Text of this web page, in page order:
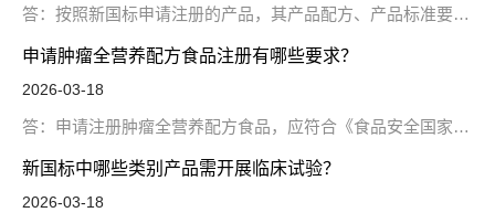
答：按照新国标申请注册的产品，其产品配方、产品标准要求、三批次试制产品检验报告等各项申请材料均应符合《食品安全国家标准 特殊医学用途配方食品通则》（GB 29922-2025）的相应要求。符合“临床急需且尚未批准过的新类型”等《特殊医学用途配方食品注册管理办法》规定情形的，可以申请适用优先审评审批程序。
申请肿瘤全营养配方食品注册有哪些要求？
2026-03-18
答：申请注册肿瘤全营养配方食品，应符合《食品安全国家标准 肿瘤全营养配方食品》（GB 31662-2025）相关要求。一般应针对申请注册产品开展临床试验。申请材料应按《特殊医学用途配方食品注册管理办法》《特殊医学用途配方食品注册申请材料项目与要求（试行）（2017修订版）》相关要求提交。
新国标中哪些类别产品需开展临床试验？
2026-03-18